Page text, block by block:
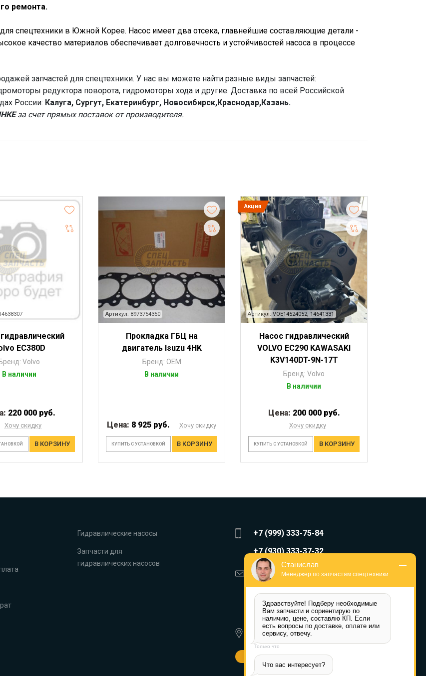
ремонта.
спецтехники в Южной Корее. Насос имеет два отсека, главнейшие составляющие детали -
качество материалов обеспечивает долговечность и устойчивостей насоса в процессе
запчастей для спецтехники. У нас вы можете найти разные виды запчастей:
редуктора поворота, гидромоторы хода и другие. Доставка по всей Российской
России: Калуга, Сургут, Екатеринбург, Новосибирск,Краснодар,Казань.
за счет прямых поставок от производителя.
EC380D
Бренд: Volvo
В наличии
220 000 руб.
Хочу скидку
В КОРЗИНУ
Артикул: 8973754350
Прокладка ГБЦ на
двигатель Isuzu 4HK
Бренд: OEM
В наличии
Цена: 8 925 руб. Хочу скидку
КУПИТЬ С УСТАНОВКОЙ В КОРЗИНУ
Акция
Артикул: VOE14524052, 14641331
Насос гидравлический
VOLVO EC290 KAWASAKI
K3V140DT-9N-17Т
Бренд: Volvo
В наличии
Цена: 200 000 руб.
Хочу скидку
КУПИТЬ С УСТАНОВКОЙ В КОРЗИНУ
Гидравлические насосы
Запчасти для
гидравлических насосов
+7 (999) 333-75-84
+7 (930) 333-37-32
zakaz@reduktor40.ru
reductor-40@mail.ru
reduktora40@mail.ru
620010, г. Екатеринбург, ул.
Альпинистов 77а
Другие города
Пн-Пт: 8:30-17:30 (МСК) Сб-Вс:
Станислав
Менеджер по запчастям спецтехники
Здравствуйте! Подберу необходимые
Вам запчасти и сориентирую по
наличию, цене, составлю КП. Если
есть вопросы по доставке, оплате или
сервису, отвечу.
Только что
Что вас интересует?